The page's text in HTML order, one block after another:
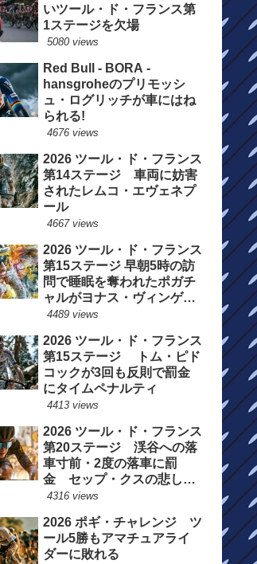
いツール・ド・フランス第
1ステージを欠場
5080 views
Red Bull - BORA -
hansgroheのプリモッシ
ュ・ログリッチが車にはね
られる!
4676 views
2026 ツール・ド・フランス
第14ステージ 車両に妨害
されたレムコ・エヴェネプ
ール
4667 views
2026 ツール・ド・フランス
第15ステージ 早朝5時の訪
問で睡眠を奪われたポガチ
ャルがヨナス・ヴィンゲゴ
ーの離脱を惜しむ
4489 views
2026 ツール・ド・フランス
第15ステージ トム・ピド
コックが3回も反則で罰金
にタイムペナルティ
4413 views
2026 ツール・ド・フランス
第20ステージ 渓谷への落
車寸前・2度の落車に罰
金 セップ・クスの悲しい
一日
4316 views
2026 ポギ・チャレンジ ツ
ール5勝もアマチュアライ
ダーに敗れる